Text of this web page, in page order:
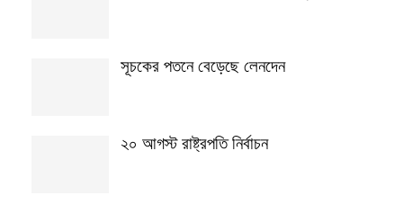
সূচকের পতনে বেড়েছে লেনদেন
২০ আগস্ট রাষ্ট্রপতি নির্বাচন